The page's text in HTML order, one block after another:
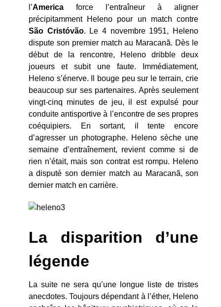
l’America force l’entraîneur à aligner
précipitamment Heleno pour un match contre
São Cristóvão. Le 4 novembre 1951, Heleno
dispute son premier match au Maracanã. Dès le
début de la rencontre, Heleno dribble deux
joueurs et subit une faute. Immédiatement,
Heleno s’énerve. Il bouge peu sur le terrain, crie
beaucoup sur ses partenaires. Après seulement
vingt-cinq minutes de jeu, il est expulsé pour
conduite antisportive à l’encontre de ses propres
coéquipiers. En sortant, il tente encore
d’agresser un photographe. Heleno sèche une
semaine d’entraînement, revient comme si de
rien n’était, mais son contrat est rompu. Heleno
a disputé son dernier match au Maracanã, son
dernier match en carrière.
La disparition d’une
légende
La suite ne sera qu’une longue liste de tristes
anecdotes. Toujours dépendant à l’éther, Heleno